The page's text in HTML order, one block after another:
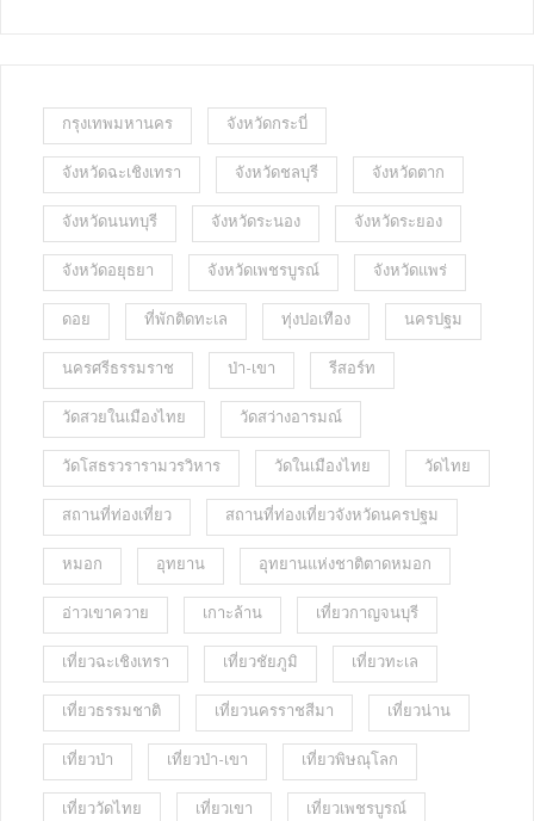
กรุงเทพมหานคร จังหวัดกระบี่
จังหวัดฉะเชิงเทรา จังหวัดชลบุรี จังหวัดตาก
จังหวัดนนทบุรี จังหวัดระนอง จังหวัดระยอง
จังหวัดอยุธยา จังหวัดเพชรบูรณ์ จังหวัดแพร่
ดอย ที่พักติดทะเล ทุ่งปอเทือง นครปฐม
นครศรีธรรมราช ป่า-เขา รีสอร์ท
วัดสวยในเมืองไทย วัดสว่างอารมณ์
วัดโสธรวรารามวรวิหาร วัดในเมืองไทย วัดไทย
สถานที่ท่องเที่ยว สถานที่ท่องเที่ยวจังหวัดนครปฐม
หมอก อุทยาน อุทยานแห่งชาติตาดหมอก
อ่าวเขาควาย เกาะล้าน เที่ยวกาญจนบุรี
เที่ยวฉะเชิงเทรา เที่ยวชัยภูมิ เที่ยวทะเล
เที่ยวธรรมชาติ เที่ยวนครราชสีมา เที่ยวน่าน
เที่ยวป่า เที่ยวป่า-เขา เที่ยวพิษณุโลก
เที่ยววัดไทย เที่ยวเขา เที่ยวเพชรบูรณ์